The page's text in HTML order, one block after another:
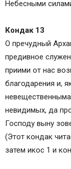
Небесными
Кондак 13
О пречудный
предивное
приими от нас
благодарения и,
невидимых, да
Господу выну
(Этот кондак
затем икос 1 и